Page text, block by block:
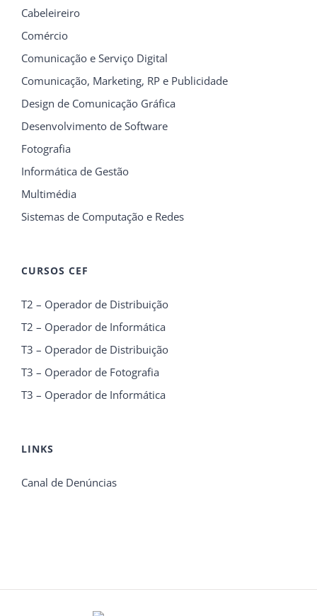
Cabeleireiro
Comércio
Comunicação e Serviço Digital
Comunicação, Marketing, RP e Publicidade
Design de Comunicação Gráfica
Desenvolvimento de Software
Fotografia
Informática de Gestão
Multimédia
Sistemas de Computação e Redes
CURSOS CEF
T2 – Operador de Distribuição
T2 – Operador de Informática
T3 – Operador de Distribuição
T3 – Operador de Fotografia
T3 – Operador de Informática
LINKS
Canal de Denúncias